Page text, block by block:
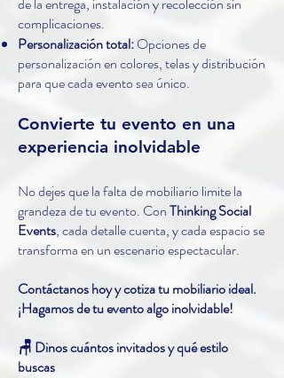
complicaciones.
Personalización total:Opciones de
personalización en colores, telas y distribución
para que cada evento sea único.
Convierte tu evento en una
experiencia inolvidable
No dejes que la falta de mobiliario limite la
grandeza de tu evento. ConThinking Social
Events, cada detalle cuenta, y cada espacio se
transforma en un escenario espectacular.
Contáctanos hoy y cotiza tu mobiliario ideal.
¡Hagamos de tu evento algo inolvidable!
🪑 Dinos cuántos invitados y qué estilo
buscas